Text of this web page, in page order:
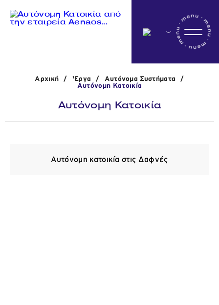
Η εταιρεία
Δραστηριότητες
'Εργα
Αρχική / 'Εργα / Αυτόνομα Συστήματα
/
Αυτόνομη Κατοικία
Αυτόνομη Κατοικία
Αυτόνομη κατοικία στις Δαφνές